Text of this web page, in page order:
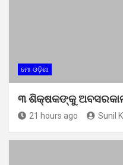
ମୋ ଓଡ଼ିଶା
୩ ଶିକ୍ଷକଙ୍କୁ
21 hours ago Sunil